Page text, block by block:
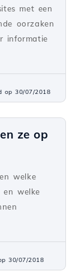
met een
oorzaken
informatie
op 30/07/2018
ze op
welke
en welke
30/07/2018